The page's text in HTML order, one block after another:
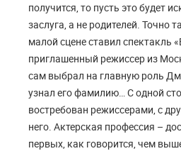
получится, то пусть это будет
заслуга, а не родителей. Точно
малой сцене ставил спектакль
приглашенный режиссер из
сам выбрал на главную роль
узнал его фамилию… С одной
востребован режиссерами, с
него. Актерская профессия –
первых, как говорится, чем